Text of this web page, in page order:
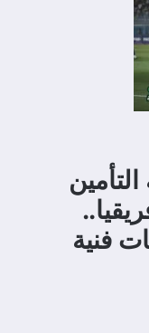
فنية